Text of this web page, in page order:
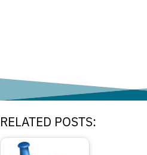
RELATED POSTS: